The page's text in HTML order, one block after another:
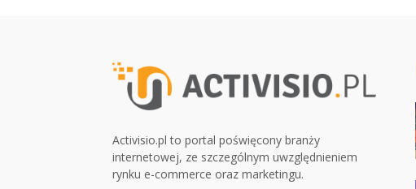
Activisio.pl to portal poświęcony branży
internetowej, ze szczególnym uwzględnieniem
rynku e-commerce oraz marketingu.